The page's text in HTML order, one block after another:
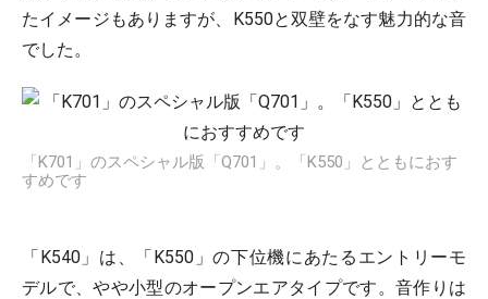
たイメージもありますが、K550と双壁をなす魅力的な音
でした。
「K701」のスペシャル版「Q701」。「K550」とともにおす
すめです
「K540」は、「K550」の下位機にあたるエントリーモ
デルで、やや小型のオープンエアタイプです。音作りは